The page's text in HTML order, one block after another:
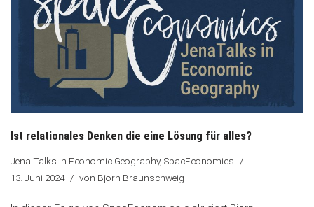
Ist relationales Denken die eine Lösung für alles?
Jena Talks in Economic Geography, SpacEconomics
13. Juni 2024
von Björn Braunschweig